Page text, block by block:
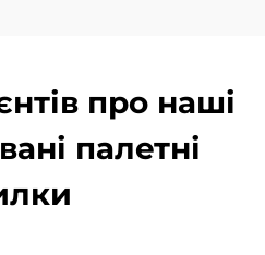
про наші
палетні